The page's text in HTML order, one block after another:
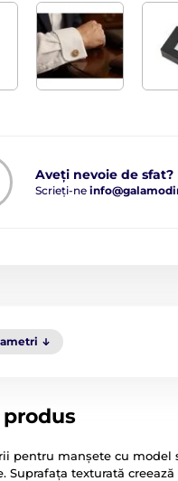
Aveți nevoie de sfat?
Scrieți-ne
pentru manșete cu model
Suprafața texturată